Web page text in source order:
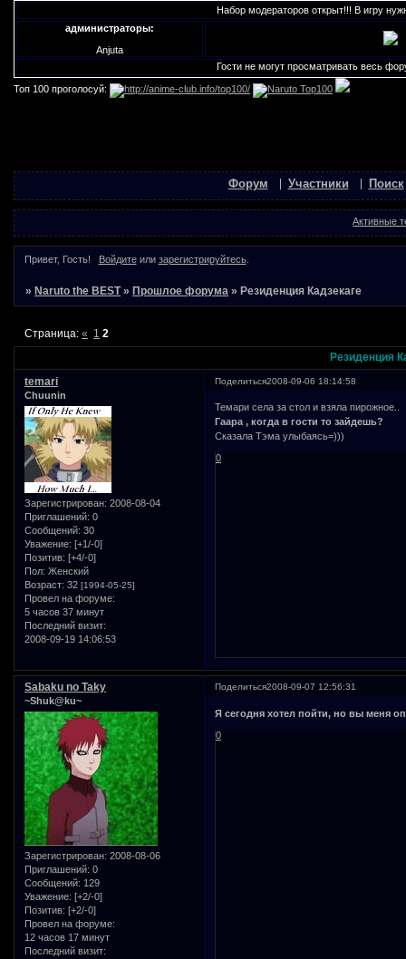
Набор модераторов открыт!!! В игру нужны
администраторы:
Anjuta
Гости не могут просматривать весь форум, для
Топ 100 проголосуй:
Форум Участники Поиск
Активные
Привет, Гость! Войдитеили зарегистрируйтесь.
»Naruto the BEST »Прошлое форума »Резиденция Кадзекаге
Резиденция
Страница:« 1 2
Поделиться2008-09-06 18:14:58
temari
Chuunin
Зарегистрирован: 2008-08-04
Приглашений: 0
Сообщений: 30
Уважение: [+1/-0]
Позитив: [+4/-0]
Пол: Женский
Возраст: 32 [1994-05-25]
Провел на форуме:
5 часов 37 минут
Последний визит:
2008-09-19 14:06:53
Темари села за стол и взяла пирожное..
Гаара , когда в гости то зайдешь?
Сказала Тэма улыбаясь=)))
0
Поделиться2008-09-07 12:56:31
Sabaku no Taky
~Shuk@ku~
Зарегистрирован: 2008-08-06
Приглашений: 0
Сообщений: 129
Уважение: [+2/-0]
Позитив: [+2/-0]
Провел на форуме:
12 часов 17 минут
Последний визит:
Я сегодня хотел пойти, но вы меня
0